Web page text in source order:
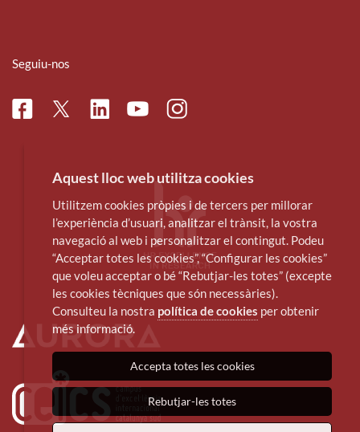
Seguiu-nos
FacebookTwitterLinkedinYoutubeInstagram
Aquest lloc web utilitza cookies
Utilitzem cookies pròpies i de tercers per millorar
l’experiència d’usuari, analitzar el trànsit, la vostra
navegació al web i personalitzar el contingut. Podeu
“Acceptar totes les cookies”, “Configurar les cookies”
que voleu acceptar o bé “Rebutjar-les totes” (excepte
les cookies tècniques que són necessàries).
Consulteu la nostra política de cookies per obtenir
més informació.
Accepta totes les cookies
Rebutjar-les totes